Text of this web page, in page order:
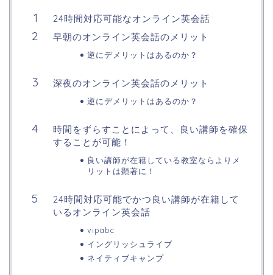
24時間対応可能なオンライン英会話
早朝のオンライン英会話のメリット
逆にデメリットはあるのか？
深夜のオンライン英会話のメリット
逆にデメリットはあるのか？
時間をずらすことによって、良い講師を確保
することが可能！
良い講師が在籍している教室ならよりメ
リットは顕著に！
24時間対応可能でかつ良い講師が在籍して
いるオンライン英会話
vipabc
イングリッシュライブ
ネイティブキャンプ